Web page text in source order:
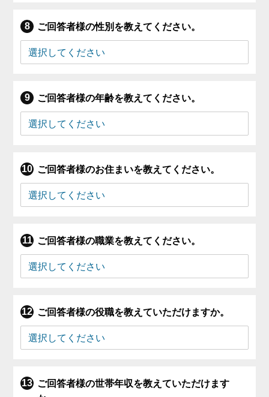
ご回答者様の性別を教えてください。
ご回答者様の年齢を教えてください。
ご回答者様のお住まいを教えてください。
ご回答者様の職業を教えてください。
ご回答者様の役職を教えていただけますか。
ご回答者様の世帯年収を教えていただけます